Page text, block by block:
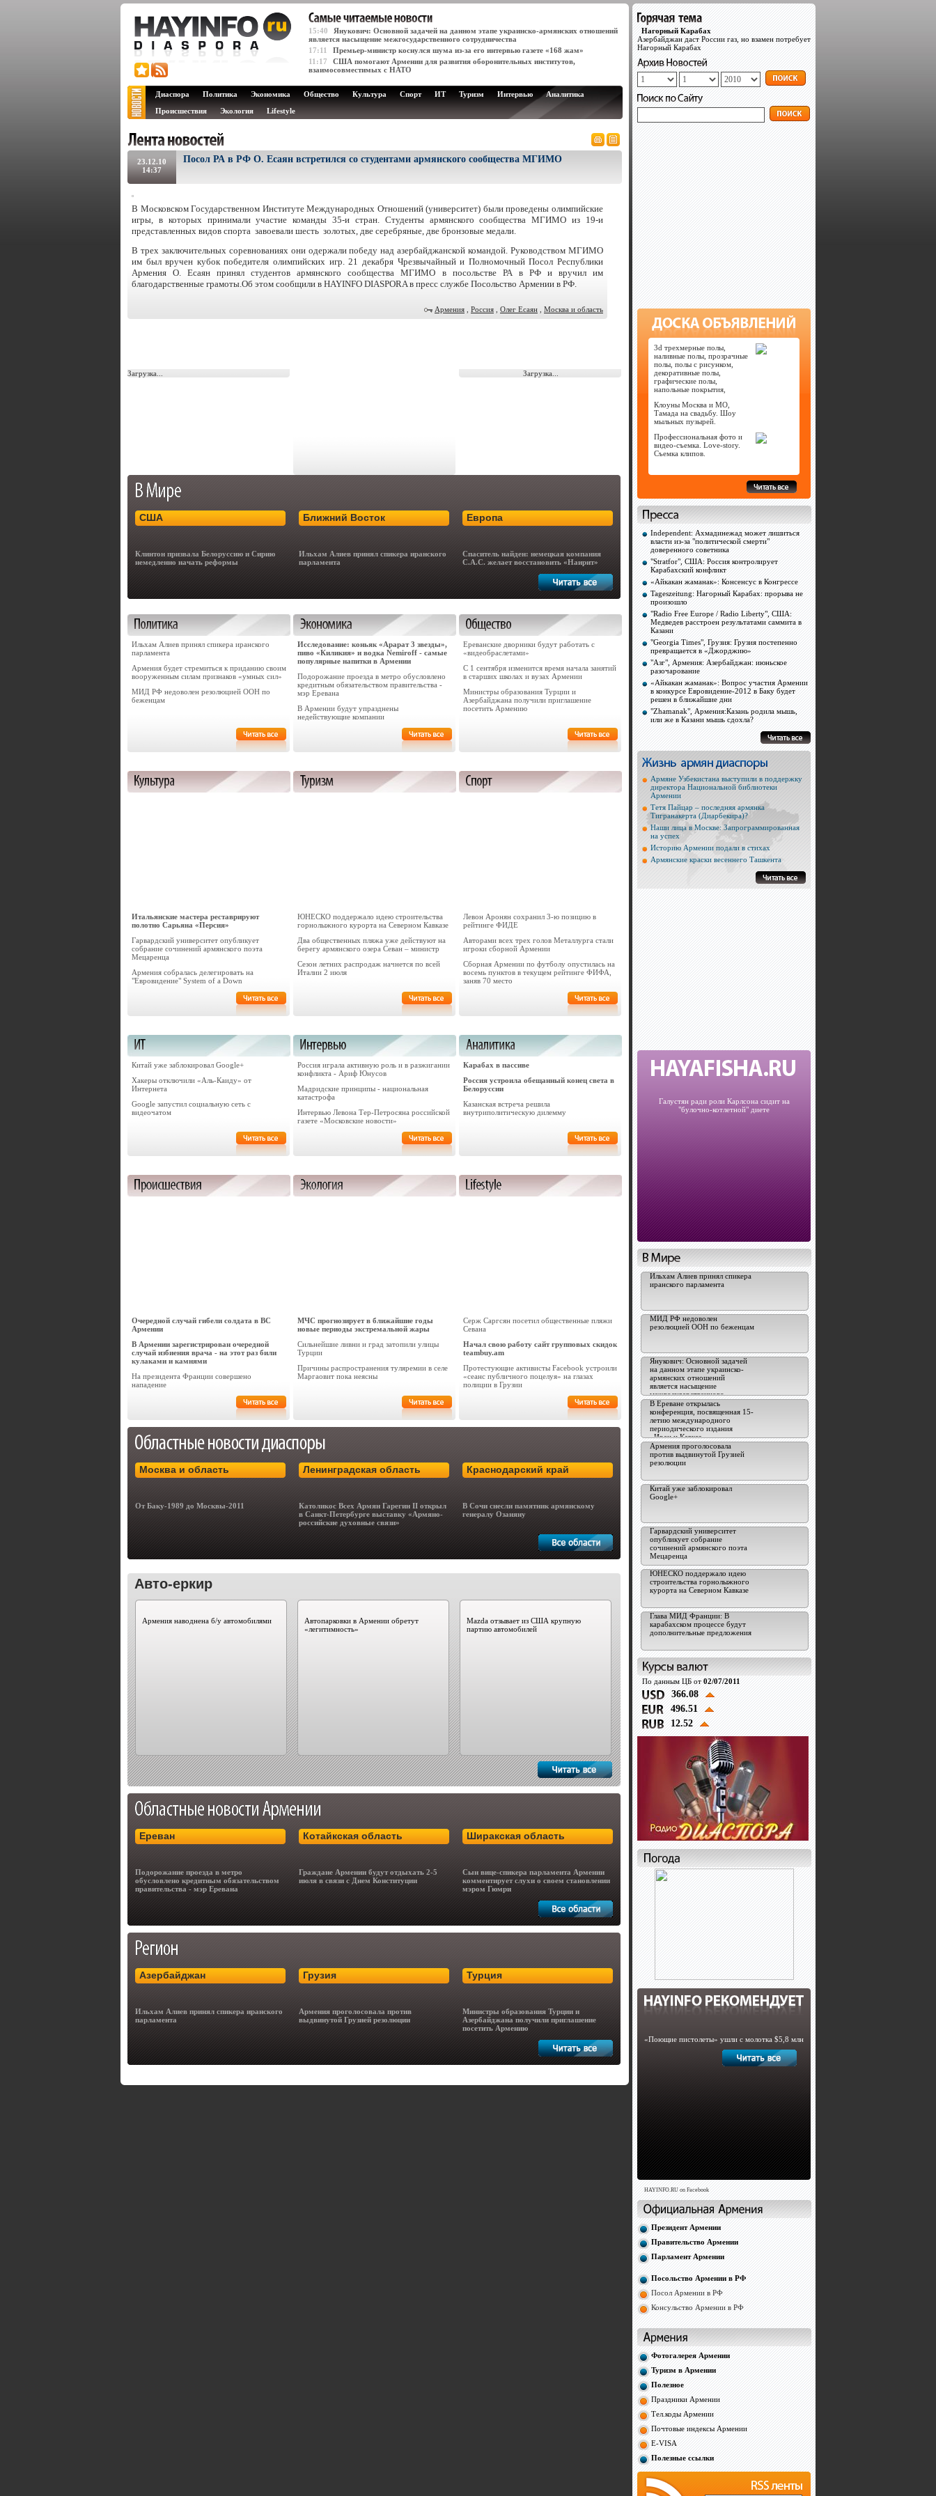
15:40
Янукович: Основной задачей на данном этапе украинско-армянских отношений
является насыщение межгосударственного сотрудничества
17:11
Премьер-министр коснулся шума из-за его интервью газете «168 жам»
11:17
США помогают Армении для развития оборонительных институтов,
взаимосовместимых с НАТО
Диаспора Политика Экономика Общество Культура Спорт ИТ Туризм Интервью
Аналитика
Происшествия
Экология Lifestyle
23.12.10
14:37
Посол РА в РФ О. Есаян встретился со студентами армянского сообщества МГИМО
В Московском Государственном Институте Международных Отношений (университет) были проведены олимпийские
игры, в которых принимали участие команды 35-и стран. Студенты армянского сообщества МГИМО из 19-и
представленных видов спорта завоевали шесть золотых, две серебряные, две бронзовые медали.
В трех заключительных соревнованиях они одержали победу над азербайджанской командой. Руководством МГИМО
им был вручен кубок победителя олимпийских игр. 21 декабря Чрезвычайный и Полномочный Посол Республики
Армения О. Есаян принял студентов армянского сообщества МГИМО в посольстве РА в РФ и вручил им
благодарственные грамоты.Об этом сообщили в HAYINFO DIASPORA в пресс службе Посольство Армении в РФ.
Армения Россия Олег Есаян Москва и область
Загрузка... Загрузка...
США
Клинтон призвала Белоруссию и Сирию
немедленно начать реформы
Ближний Восток
Ильхам Алиев принял спикера иранского
парламента
Европа
Спаситель найден: немецкая компания
C.A.C. желает восстановить «Наирит»
Ильхам Алиев принял спикера иранского
парламента
Армения будет стремиться к приданию своим
вооруженным силам признаков «умных сил»
МИД РФ недоволен резолюцией ООН по
беженцам
Исследование: коньяк «Арарат 3 звезды»,
пиво «Киликия» и водка Nemiroff - самые
популярные напитки в Армении
Подорожание проезда в метро обусловлено
кредитным обязательством правительства -
мэр Еревана
В Армении будут упразднены
недействующие компании
Ереванские дворники будут работать с
«видеобраслетами»
С 1 сентября изменится время начала занятий
в старших школах и вузах Армении
Министры образования Турции и
Азербайджана получили приглашение
посетить Армению
Итальянские мастера реставрируют
полотно Сарьяна «Персия»
Гарвардский университет опубликует
собрание сочинений армянского поэта
Мецаренца
Армения собралась делегировать на
"Евровидение" System of a Down
ЮНЕСКО поддержало идею строительства
горнолыжного курорта на Северном Кавказе
Два общественных пляжа уже действуют на
берегу армянского озера Севан – министр
Сезон летних распродаж начнется по всей
Италии 2 июля
Левон Аронян сохранил 3-ю позицию в
рейтинге ФИДЕ
Авторами всех трех голов Металлурга стали
игроки сборной Армении
Сборная Армении по футболу опустилась на
восемь пунктов в текущем рейтинге ФИФА,
заняв 70 место
Китай уже заблокировал Google+
Хакеры отключили «Аль-Каиду» от
Интернета
Google запустил социальную сеть с
видеочатом
Россия играла активную роль и в разжигании
конфликта - Ариф Юнусов
Мадридские принципы - национальная
катастрофа
Интервью Левона Тер-Петросяна российской
газете «Московские новости»
Карабах в пассиве
Россия устроила обещанный конец света в
Белоруссии
Казанская встреча решила
внутриполитическую дилемму
Очередной случай гибели солдата в ВС
Армении
В Армении зарегистрирован очередной
случай избиения врача - на этот раз били
кулаками и камнями
На президента Франции совершено
нападение
МЧС прогнозирует в ближайшие годы
новые периоды экстремальной жары
Сильнейшие ливни и град затопили улицы
Турции
Причины распространения туляремии в селе
Маргаовит пока неясны
Серж Саргсян посетил общественные пляжи
Севана
Начал свою работу сайт групповых скидок
teambuy.am
Протестующие активисты Facebook устроили
«сеанс публичного поцелуя» на глазах
полиции в Грузии
Москва и область
От Баку-1989 до Москвы-2011
Ленинградская область
Католикос Всех Армян Гарегин II открыл
в Санкт-Петербурге выставку «Армяно-
российские духовные связи»
Краснодарский край
В Сочи снесли памятник армянскому
генералу Озаняну
Авто-еркир
Армения наводнена б/у автомобилями
Автопарковки в Армении обретут
«легитимность»
Mazda отзывает из США крупную
партию автомобилей
Ереван
Подорожание проезда в метро
обусловлено кредитным обязательством
правительства - мэр Еревана
Котайкская область
Граждане Армении будут отдыхать 2-5
июля в связи с Днем Конституции
Ширакская область
Сын вице-спикера парламента Армении
комментирует слухи о своем становлении
мэром Гюмри
Азербайджан
Ильхам Алиев принял спикера иранского
парламента
Грузия
Армения проголосовала против
выдвинутой Грузией резолюции
Турция
Министры образования Турции и
Азербайджана получили приглашение
посетить Армению
Нагорный Карабах
Азербайджан даст России газ, но взамен потребует
Нагорный Карабах
3d трехмерные полы,
наливные полы, прозрачные
полы, полы с рисунком,
декоративные полы,
графические полы,
напольные покрытия,
Клоуны Москва и МО,
Тамада на свадьбу. Шоу
мыльных пузырей.
Профессиональная фото и
видео-съемка. Love-story.
Съемка клипов.
Independent: Ахмадинежад может лишиться
власти из-за "политической смерти"
доверенного советника
"Stratfor", США: Россия контролирует
Карабахский конфликт
«Айкакан жаманак»: Консенсус в Конгрессе
Tageszeitung: Нагорный Карабах: прорыва не
произошло
"Radio Free Europe / Radio Liberty", США:
Медведев расстроен результатами саммита в
Казани
"Georgia Times", Грузия: Грузия постепенно
превращается в «Джорджию»
"Азг", Армения: Азербайджан: июньское
разочарование
«Айкакан жаманак»: Вопрос участия Армении
в конкурсе Евровидение-2012 в Баку будет
решен в ближайшие дни
"Zhamanak", Армения:Казань родила мышь,
или же в Казани мышь сдохла?
Армяне Узбекистана выступили в поддержку
директора Национальной библиотеки
Армении
Тетя Пайцар – последняя армянка
Тигранакерта (Диарбекира)?
Наши лица в Москве: Запрограммированная
на успех
Историю Армении подали в стихах
Армянские краски весеннего Ташкента
Галустян ради роли Карлсона сидит на
"булочно-котлетной" диете
Ильхам Алиев принял спикера
иранского парламента
МИД РФ недоволен
резолюцией ООН по беженцам
Янукович: Основной задачей
на данном этапе украинско-
армянских отношений
является насыщение
межгосударственного
сотрудничества
В Ереване открылась
конференция, посвященная 15-
летию международного
периодического издания
«Иран и Кавказ»
Армения проголосовала
против выдвинутой Грузией
резолюции
Китай уже заблокировал
Google+
Гарвардский университет
опубликует собрание
сочинений армянского поэта
Мецаренца
ЮНЕСКО поддержало идею
строительства горнолыжного
курорта на Северном Кавказе
Глава МИД Франции: В
карабахском процессе будут
дополнительные предложения
По данным ЦБ от02/07/2011
366.08
496.51
12.52
«Поющие пистолеты» ушли с молотка $5,8 млн
HAYINFO.RU on Facebook
Президент Армении
Правительство Армении
Парламент Армении
Посольство Армении в РФ
Посол Армении в РФ
Консульство Армении в РФ
Фотогалерея Армении
Туризм в Армении
Полезное
Праздники Армении
Тел.коды Армении
Почтовые индексы Армении
E-VISA
Полезные ссылки